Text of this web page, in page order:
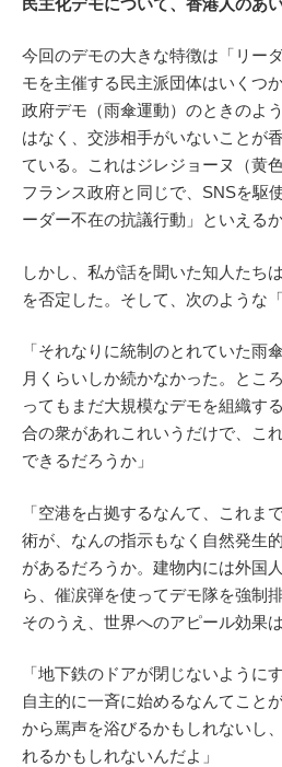
今回のデモの大きな特徴は「リー
モを主催する民主派団体はいくつ
政府デモ（雨傘運動）のときのよ
はなく、交渉相手がいないことが
ている。これはジレジョーヌ（黄
フランス政府と同じで、SNSを駆
ーダー不在の抗議行動」といえる
しかし、私が話を聞いた知人たち
を否定した。そして、次のような
「それなりに統制のとれていた雨
月くらいしか続かなかった。とこ
ってもまだ大規模なデモを組織す
合の衆があれこれいうだけで、こ
できるだろうか」
「空港を占拠するなんて、これま
術が、なんの指示もなく自然発生
があるだろうか。建物内には外国
ら、催涙弾を使ってデモ隊を強制
そのうえ、世界へのアピール効果は
「地下鉄のドアが閉じないように
自主的に一斉に始めるなんてこ
から罵声を浴びるかもしれないし
れるかもしれないんだよ」